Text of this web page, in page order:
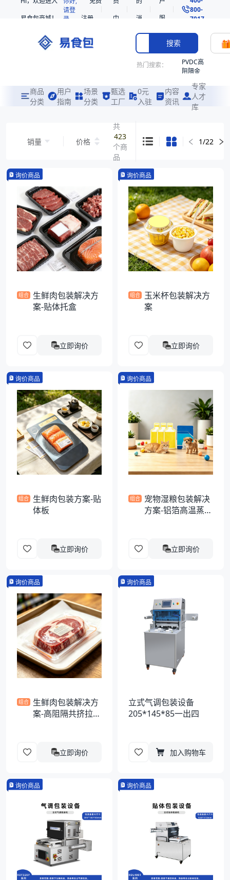
易食包商城！
请登
录
注册
中
消
息
服
务
800-
7017
搜索
热门搜索：
PVDC高
阻隔金
共挤热
收缩袋
非阻隔
共挤热
221330
SE53
热收缩
袋
拉伸膜
商品
分类
用户
指南
场景
分类
甄选
工厂
0元
入驻
内容
资讯
专家
人才
库
销量 价格
共
423
个商
品
1/22
询价商品
组合 生鲜肉包装解决方
案-贴体托盒
立即询价
询价商品
组合 玉米杯包装解决方
案
立即询价
询价商品
组合 生鲜肉包装方案-贴
体板
立即询价
询价商品
组合 宠物湿粮包装解决
方案-铝箔高温蒸煮
立即询价
询价商品
组合 生鲜肉包装解决方
案-高阻隔共挤拉伸
立即询价
询价商品
立式气调包装设备
205*145*85一出四
加入购物车
询价商品 询价商品